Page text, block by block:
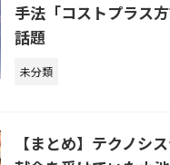
手法「コストプラス
話題
未分類
【まとめ】テクノシ